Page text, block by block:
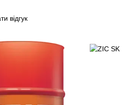
відгук